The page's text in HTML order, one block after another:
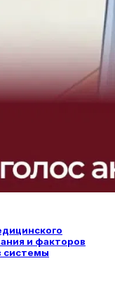
и факторов
системы